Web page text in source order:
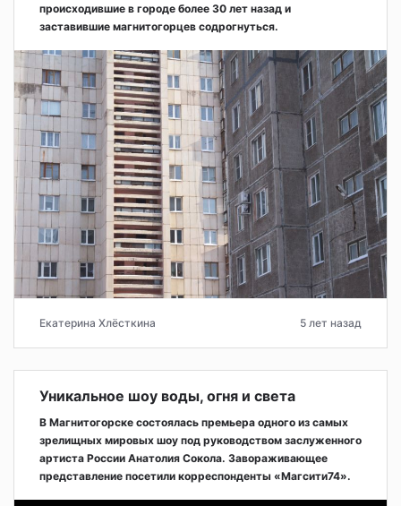
происходившие в городе более 30 лет назад и
заставившие магнитогорцев содрогнуться.
Екатерина Хлёсткина 5 лет назад
Уникальное шоу воды, огня и света
В Магнитогорске состоялась премьера одного из самых
зрелищных мировых шоу под руководством заслуженного
артиста России Анатолия Сокола. Завораживающее
представление посетили корреспонденты «Магсити74».